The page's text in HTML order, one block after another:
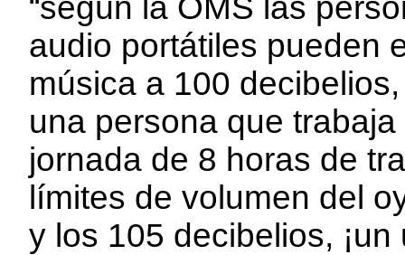
audio portátiles pueden
música a 100
una persona que
jornada de 8 horas de
límites de volumen del
y los 105 decibelios,